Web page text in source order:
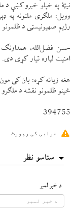
نیټۀ په خپلو خبرو كښې د
وويل: ملګری ملتونه په
رژيم صهيونيسټی د
حسن فضل‌الله، همدارنګ
امنيت لپاره تيار كړی دی.
هغه زياته كړه: بان كی
ځينو ظلمونو نقشه د
394755
خرابی کی رپورٹ
ستاسو نظر
د خبر لمبر